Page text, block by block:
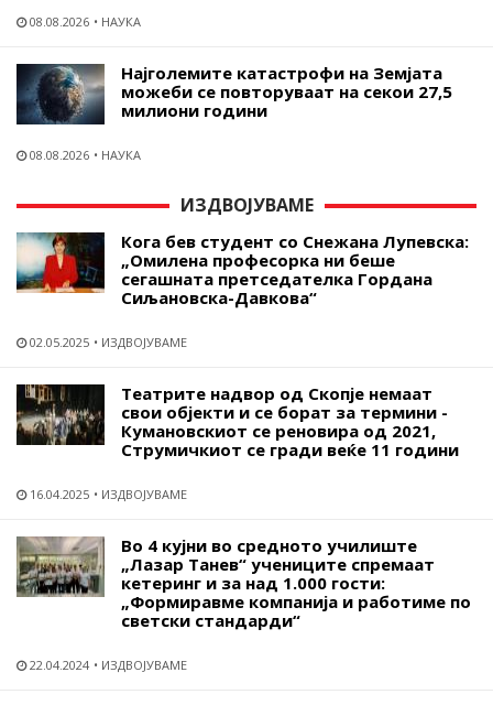
08.08.2026 НАУКА
Најголемите катастрофи на Земјата
можеби се повторуваат на секои 27,5
милиони години
08.08.2026 НАУКА
ИЗДВОЈУВАМЕ
Кога бев студент со Снежана Лупевска:
„Омилена професорка ни беше
сегашната претседателка Гордана
Сиљановска-Давкова“
02.05.2025 ИЗДВОЈУВАМЕ
Театрите надвор од Скопје немаат
свои објекти и се борат за термини -
Кумановскиот се реновира од 2021,
Струмичкиот се гради веќе 11 години
16.04.2025 ИЗДВОЈУВАМЕ
Во 4 кујни во средното училиште
„Лазар Танев“ учениците спремаат
кетеринг и за над 1.000 гости:
„Формиравме компанија и работиме по
светски стандарди“
22.04.2024 ИЗДВОЈУВАМЕ